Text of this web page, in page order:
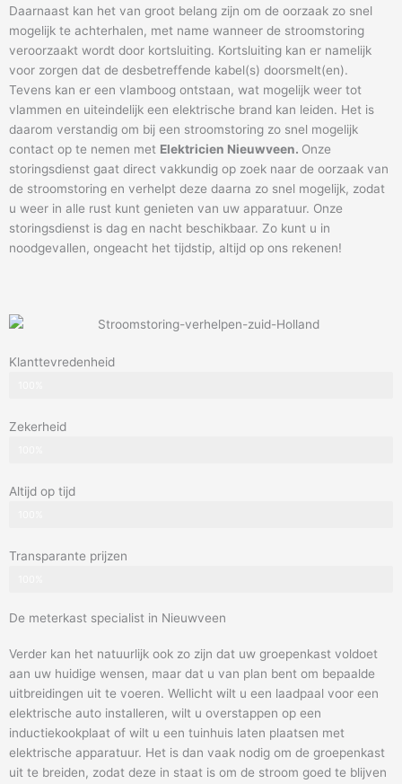
Daarnaast kan het van groot belang zijn om de oorzaak zo snel
mogelijk te achterhalen, met name wanneer de stroomstoring
veroorzaakt wordt door kortsluiting. Kortsluiting kan er namelijk
voor zorgen dat de desbetreffende kabel(s) doorsmelt(en).
Tevens kan er een vlamboog ontstaan, wat mogelijk weer tot
vlammen en uiteindelijk een elektrische brand kan leiden. Het is
daarom verstandig om bij een stroomstoring zo snel mogelijk
contact op te nemen met Elektricien Nieuwveen. Onze
storingsdienst gaat direct vakkundig op zoek naar de oorzaak van
de stroomstoring en verhelpt deze daarna zo snel mogelijk, zodat
u weer in alle rust kunt genieten van uw apparatuur. Onze
storingsdienst is dag en nacht beschikbaar. Zo kunt u in
noodgevallen, ongeacht het tijdstip, altijd op ons rekenen!
Klanttevredenheid
Zekerheid
Altijd op tijd
Transparante prijzen
De meterkast specialist in Nieuwveen
Verder kan het natuurlijk ook zo zijn dat uw groepenkast voldoet
aan uw huidige wensen, maar dat u van plan bent om bepaalde
uitbreidingen uit te voeren. Wellicht wilt u een laadpaal voor een
elektrische auto installeren, wilt u overstappen op een
inductiekookplaat of wilt u een tuinhuis laten plaatsen met
elektrische apparatuur. Het is dan vaak nodig om de groepenkast
uit te breiden, zodat deze in staat is om de stroom goed te blijven